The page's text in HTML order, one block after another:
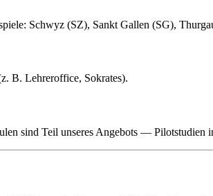
Schwyz (SZ), Sankt Gallen (SG),
B. Lehreroffice, Sokrates).
sind Teil unseres Angebots — Pilotstudien